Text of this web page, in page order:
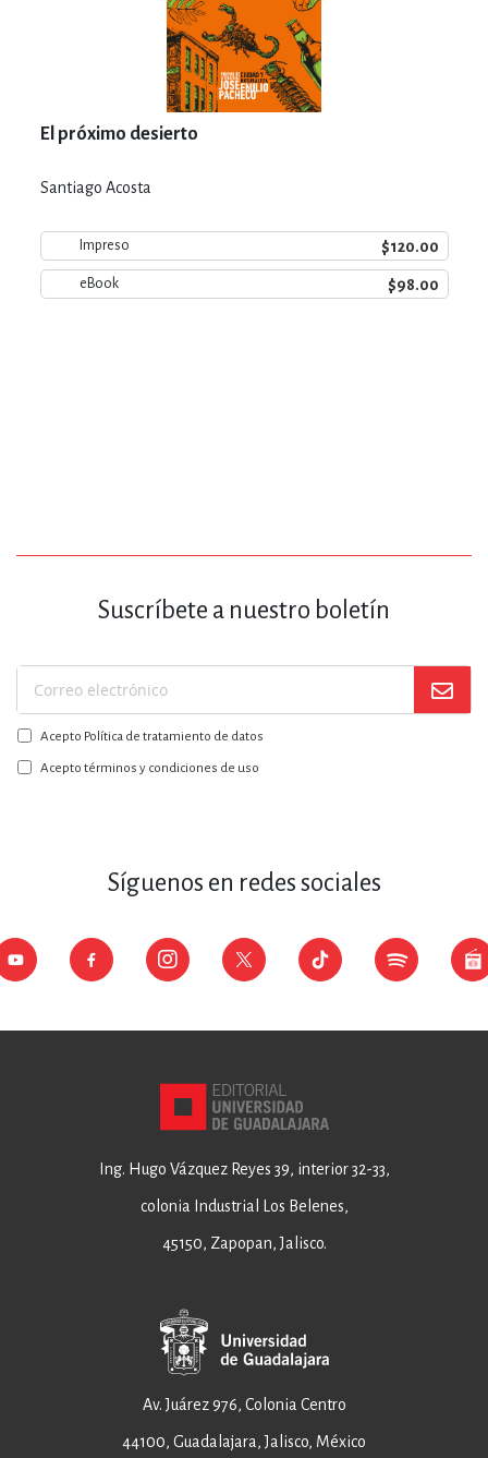
El próximo desierto
Santiago Acosta
Impreso $120.00
eBook $98.00
Suscríbete a nuestro boletín
Suscríbase
a
nuestro
boletín:
Acepto Política de tratamiento de datos
Acepto términos y condiciones de uso
Síguenos en redes sociales
Ing. Hugo Vázquez Reyes 39, interior 32-33,
colonia Industrial Los Belenes,
45150, Zapopan, Jalisco.
Av. Juárez 976, Colonia Centro
44100, Guadalajara, Jalisco, México